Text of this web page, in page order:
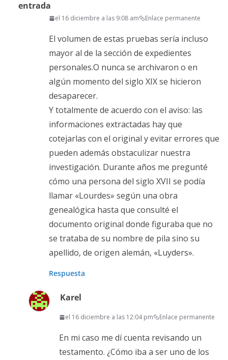
entrada
el 16 diciembre a las 9:08 am Enlace permanente
El volumen de estas pruebas sería incluso
mayor al de la sección de expedientes
personales.O nunca se archivaron o en
algún momento del siglo XIX se hicieron
desaparecer.
Y totalmente de acuerdo con el aviso: las
informaciones extractadas hay que
cotejarlas con el original y evitar errores que
pueden además obstaculizar nuestra
investigación. Durante años me pregunté
cómo una persona del siglo XVII se podía
llamar «Lourdes» según una obra
genealógica hasta que consulté el
documento original donde figuraba que no
se trataba de su nombre de pila sino su
apellido, de origen alemán, «Luyders».
Respuesta
Karel
el 16 diciembre a las 12:04 pm Enlace permanente
En mi caso me dí cuenta revisando un
testamento. ¿Cómo iba a ser uno de los